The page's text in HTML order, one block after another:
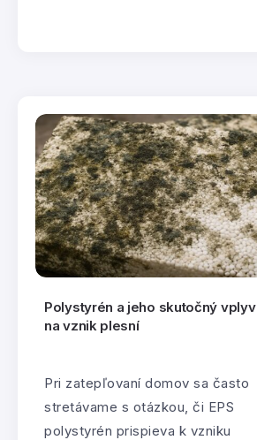
Polystyrén a jeho skutočný vplyv
na vznik plesní
Pri zatepľovaní domov sa často
stretávame s otázkou, či EPS
polystyrén prispieva k vzniku